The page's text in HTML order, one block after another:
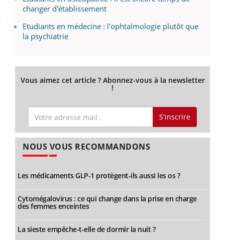
changer d'établissement
Etudiants en médecine : l'ophtalmologie plutôt que
la psychiatrie
Vous aimez cet article ? Abonnez-vous à la newsletter
!
S'inscrire
NOUS VOUS RECOMMANDONS
Les médicaments GLP-1 protègent-ils aussi les os ?
Cytomégalovirus : ce qui change dans la prise en charge
des femmes enceintes
La sieste empêche-t-elle de dormir la nuit ?